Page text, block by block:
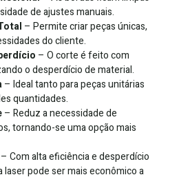
de ajustes manuais.
– Permite criar peças únicas,
do cliente.
– O corte é feito com
o desperdício de material.
– Ideal tanto para peças unitárias
quantidades.
– Reduz a necessidade de
tornando-se uma opção mais
– Com alta eficiência e desperdício
laser pode ser mais econômico a